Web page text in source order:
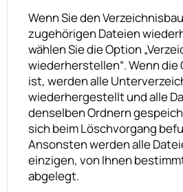
Wenn Sie den
zugehörigen Dateien
wählen Sie die Option
wiederherstellen“. Wenn
ist, werden alle
wiederhergestellt und alle
denselben Ordnern
sich beim Löschvorgang
Ansonsten werden alle
einzigen, von Ihnen
abgelegt.